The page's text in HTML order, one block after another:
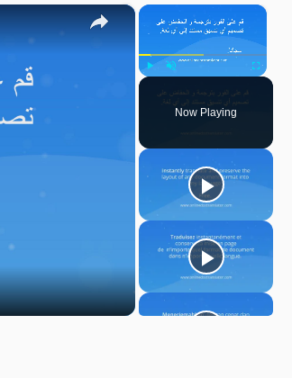
×
Fullscreen
Now Playing
×